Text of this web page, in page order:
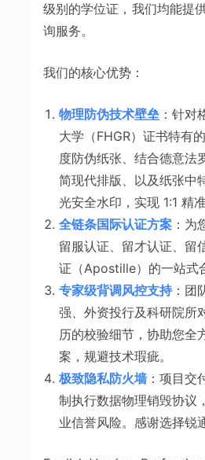
级别的学位证，我们均能提
询服务。
我们的核心优势：
物理防伪技术壁垒：针对
大学（FHGR）证书特有
度防伪纸张、结合德意法
简现代排版、以及纸张中
光安全水印，实现 1:1 精
全链条国际认证方案：为
留服认证、留才认证、留
证（Apostille）的一站式
专家级背调风控支持：团
强、外资投行及科研院所
历的校验细节，协助您全
案，规避技术瑕疵。
极致隐私防火墙：项目交
制执行数据物理销毁协议
业信誉风险。感谢选择锐